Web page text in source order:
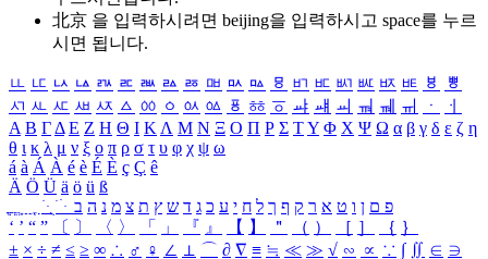
北京 을 입력하시려면 beijing을 입력하시고 space를 누르
시면 됩니다.
ㅥ ㅦ ㅧ ㅨ ㅩ ㅪ ㅫ ㅬ ㅭ ㅮ ㅯ ㅰ ㅱ ㅲ ㅳ ㅴ ㅵ ㅶ ㅷ ㅸ
ㅹ
ㅺ ㅻ ㅼ ㅽ ㅾ ㅿ ㆀ ㆁ ㆂ ㆃ ㆄ ㆅ ㆆ ㆇ ㆈ ㆉ ㆊ ㆋ ㆌ ㆍ
ㆎ
Α Β ΓΔ Ε Ζ Η Θ Ι ΚΛ Μ Ν Ξ Ο Π Ρ Σ ΤΥ Φ Χ Ψ Ω α β γ δ ε ζ η
θ ι κ λ μ ν ξ ο π ρ σ τ υ φ χ ψ ω
á à Á À é è É È ç Ç ê
Ä Ö Ü ä ö ü ß
ִֶֹ ֻּ ׁׂ פ ם ן ו ט א ר ק ף ך ל ח י ע כ ג ד ש ץ ת צ מ נ ה ב
‘ ’ “ ” 〔 〕 〈 〉 「 」 『 』 【 】 ＂ （ ） ［ ］ ｛ ｝
± × ÷ ≠ ≤ ≥ ∞ ∴ ♂ ♀ ∠ ⊥ ⌒ ∂ ∇ ≡ ≒ ≪ ≫ √ ∽ ∝ ∵ ∫ ∬ ∈ ∋